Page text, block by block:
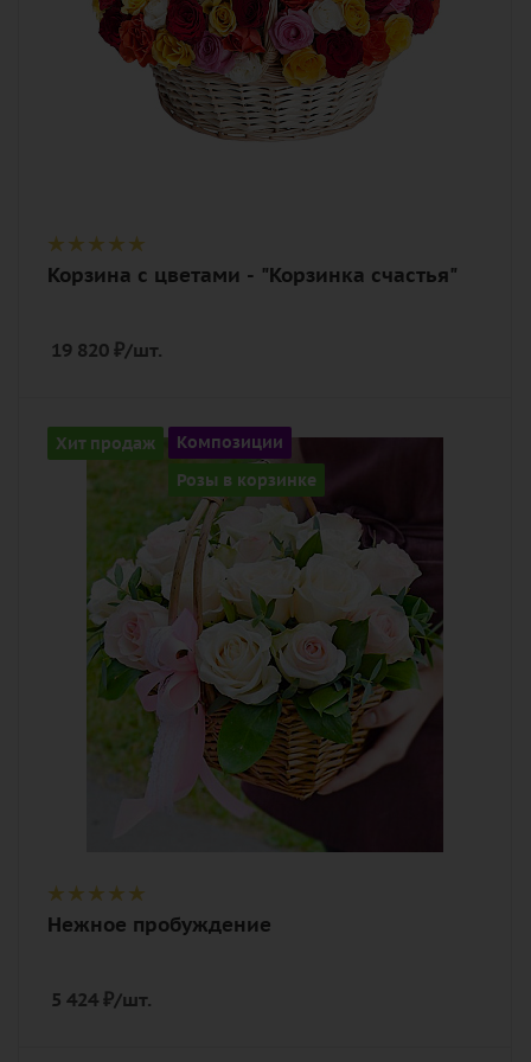
Корзина с цветами - "Корзинка счастья"
19 820 ₽/шт.
Хит продаж Композиции
Розы в корзинке
Количество
15
нежный, розовый
Описание
роза, писташ, оазис, лента, корзина
Нежное пробуждение
5 424 ₽/шт.